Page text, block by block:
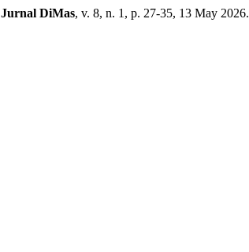
Jurnal DiMas, v. 8, n. 1, p. 27-35, 13 May 2026.